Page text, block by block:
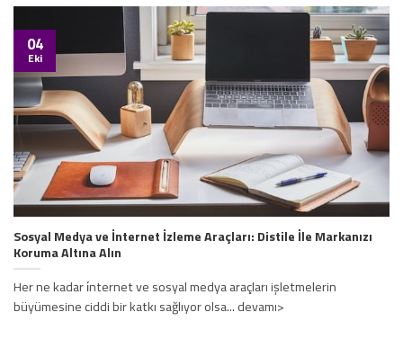
Sosyal Medya ve İnternet İzleme Araçları: Distile İle Markanızı
Koruma Altına Alın
Her ne kadar i̇nternet ve sosyal medya araçları işletmelerin
büyümesine ciddi bir katkı sağlıyor olsa... devamı>
04
Eki